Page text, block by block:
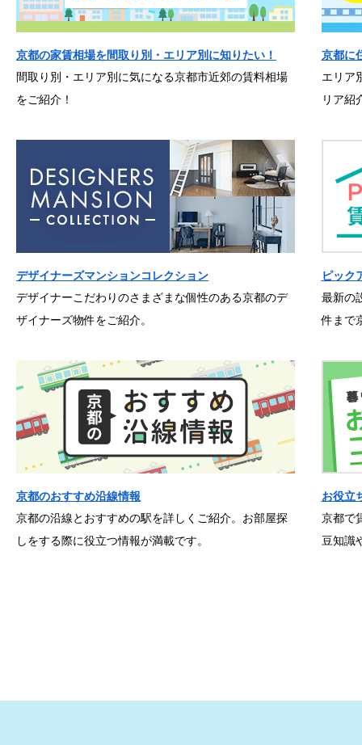
京都の家賃相場を間取り別・エリア別に知りたい！
間取り別・エリア別に気になる京都市近郊の賃料相場
をご紹介！
京都に
エリア
リア紹
デザイナーズマンションコレクション
デザイナーこだわりのさまざまな個性のある京都のデ
ザイナーズ物件をご紹介。
ピック
最新の
件まで
京都のおすすめ沿線情報
京都の沿線とおすすめの駅を詳しくご紹介。お部屋探
しをする際に役立つ情報が満載です。
お役立
京都で
豆知識